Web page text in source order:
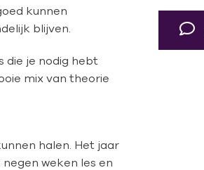
kunnen
blijven.
die je nodig hebt
mix van theorie
halen. Het jaar
weken les en